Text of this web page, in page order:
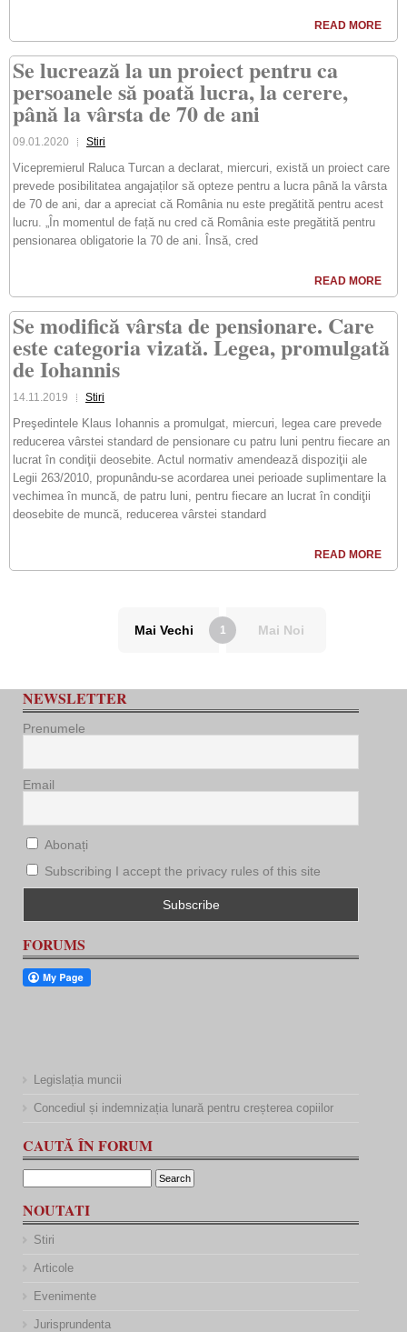
READ MORE
Se lucrează la un proiect pentru ca
persoanele să poată lucra, la cerere,
până la vârsta de 70 de ani
09.01.2020 Stiri
Vicepremierul Raluca Turcan a declarat, miercuri, există un proiect care
prevede posibilitatea angajaților să opteze pentru a lucra până la vârsta
de 70 de ani, dar a apreciat că România nu este pregătită pentru acest
lucru. „În momentul de față nu cred că România este pregătită pentru
pensionarea obligatorie la 70 de ani. Însă, cred
READ MORE
Se modifică vârsta de pensionare. Care
este categoria vizată. Legea, promulgată
de Iohannis
14.11.2019 Stiri
Preşedintele Klaus Iohannis a promulgat, miercuri, legea care prevede
reducerea vârstei standard de pensionare cu patru luni pentru fiecare an
lucrat în condiţii deosebite. Actul normativ amendează dispoziţii ale
Legii 263/2010, propunându-se acordarea unei perioade suplimentare la
vechimea în muncă, de patru luni, pentru fiecare an lucrat în condiţii
deosebite de muncă, reducerea vârstei standard
READ MORE
Mai Vechi 1 Mai Noi
NEWSLETTER
Prenumele
Email
Abonați
Subscribing I accept the privacy rules of this site
FORUMS
Legislația muncii
Concediul și indemnizația lunară pentru creșterea copiilor
CAUTĂ ÎN FORUM
NOUTATI
Stiri
Articole
Evenimente
Jurisprundenta